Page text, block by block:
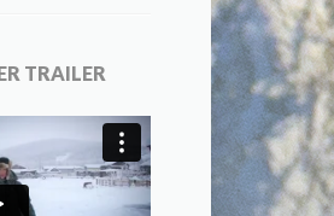
TRAILER